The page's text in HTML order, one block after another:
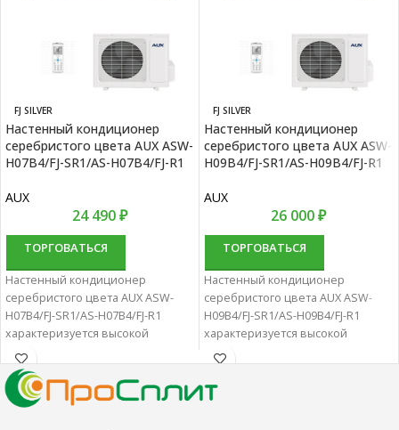
FJ SILVER
Настенный кондиционер
серебристого цвета AUX ASW-
H07B4/FJ-SR1/AS-H07B4/FJ-R1
AUX
24 490₽
ТОРГОВАТЬСЯ
Настенный кондиционер
серебристого цвета AUX ASW-
H07B4/FJ-SR1/AS-H07B4/FJ-R1
характеризуется высокой
надежностью и отличной
производительностью.
Настенные сплит-системы лучше
всего подходят для
FJ SILVER
Настенный кондиционер
серебристого цвета AUX ASW-
H09B4/FJ-SR1/AS-H09B4/FJ-R1
AUX
26 000₽
ТОРГОВАТЬСЯ
Настенный кондиционер
серебристого цвета AUX ASW-
H09B4/FJ-SR1/AS-H09B4/FJ-R1
характеризуется высокой
надежностью и отличной
Настенные сплит-системы лучше
всего подходят для